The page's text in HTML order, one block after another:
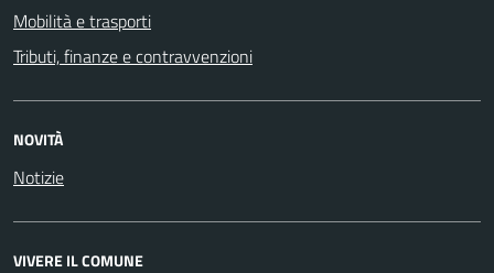
Mobilità e trasporti
Tributi, finanze e contravvenzioni
NOVITÀ
Notizie
VIVERE IL COMUNE